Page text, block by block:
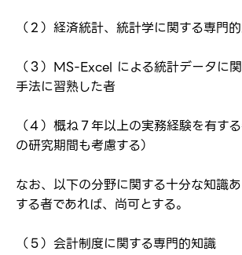
（２）経済統計、統計学に関する専門
（３）MS-Excel による統計データに
手法に習熟した者
（４）概ね７年以上の実務経験を有す
の研究期間も考慮する）
なお、以下の分野に関する十分な知識
する者であれば、尚可とする。
（５）会計制度に関する専門的知識